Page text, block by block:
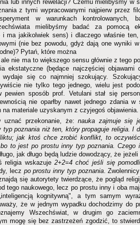
lub innych rewelacji? Czemu mielibyśmy w
z tymi wypracowanymi najpierw przez
w warunkach kontrolowanych,
mielibyśmy badać za pomocą
ma jakikolwiek sens) i dlaczego właśnie
(nie bez powodu, gdyż dają one wyniki
Pytań, które można
nie ma to większego sensu głównie z tego
ekstatyczne (będące najczęściej objawami
się co najmniej szokujący.
nie tylko tego jednego, wielu jest
sposób prof. Vetulani stał się
nie oparłby nawet jednego zdania w
materiale uzyskanym z czyjegoś objawienia.
uznać przekonanie, że:nauka zajmuje się
poznania niż ten, który propaguje religia. I
jak ktoś chce zrobić konflikt, to
to jest po prostu inny typ poznania. Czego
jak długo będą ludzie dowodzący, że jeżeli
religia wskazuje 2+2=4 choć jeśli się
lecz po prostu inny typ poznania.
się autorytety twierdzące, że pogląd
tego naukowego, lecz po prostu inny i oba
kognitywną", a tym samym
że w jednym wypadku dochodzimy do
Wszechświat, w drugim go
mogę się bez zastrzeżeń zgodzić, to